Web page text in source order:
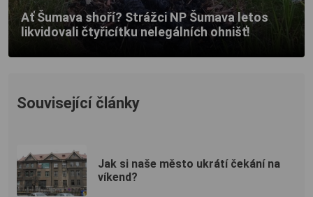
Ať Šumava shoří? Strážci NP Šumava letos
likvidovali čtyřicítku nelegálních ohnišť!
Související články
Jak si naše město ukrátí čekání na
víkend?